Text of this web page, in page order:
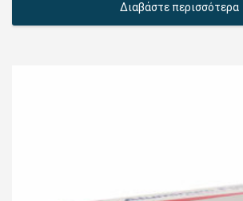
Διαβάστε περισσότερα